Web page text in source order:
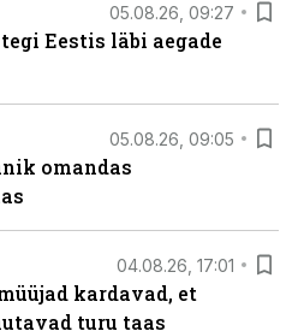
05.08.26, 09:27
Eestis läbi aegade
05.08.26, 09:05
omandas
04.08.26, 17:01
kardavad, et
turu taas